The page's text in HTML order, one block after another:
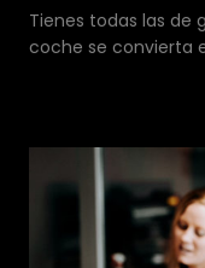
Tienes todas las de
coche se convierta